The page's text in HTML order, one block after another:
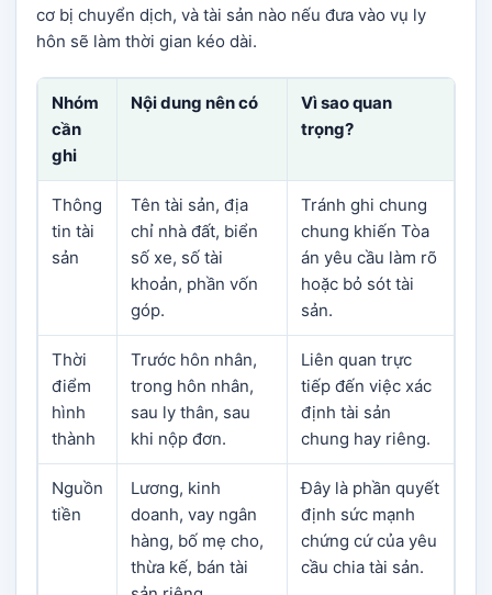
cơ bị chuyển dịch, và tài sản nào nếu đưa vào vụ ly
hôn sẽ làm thời gian kéo dài.
Nhóm
cần
ghi
Nội dung nên có
Vì sao quan
trọng?
Thông
tin tài
sản
Tên tài sản, địa
chỉ nhà đất, biển
số xe, số tài
khoản, phần vốn
góp.
Tránh ghi chung
chung khiến Tòa
án yêu cầu làm rõ
hoặc bỏ sót tài
sản.
Thời
điểm
hình
thành
Trước hôn nhân,
trong hôn nhân,
sau ly thân, sau
khi nộp đơn.
Liên quan trực
tiếp đến việc xác
định tài sản
chung hay riêng.
Nguồn
tiền
Lương, kinh
doanh, vay ngân
hàng, bố mẹ cho,
thừa kế, bán tài
Đây là phần quyết
định sức mạnh
chứng cứ của yêu
cầu chia tài sản.